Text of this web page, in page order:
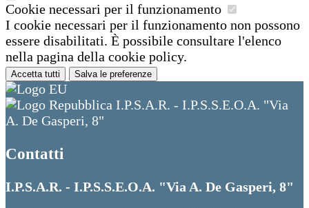
Cookie necessari per il funzionamento
I cookie necessari per il funzionamento non possono
essere disabilitati. È possibile consultare l'elenco
nella pagina della cookie policy.
Accetta tutti Salva le preferenze
I.P.S.A.R. - I.P.S.S.E.O.A. "Via
A. De Gasperi, 8"
Contatti
I.P.S.A.R. - I.P.S.S.E.O.A. "Via A. De Gasperi, 8"